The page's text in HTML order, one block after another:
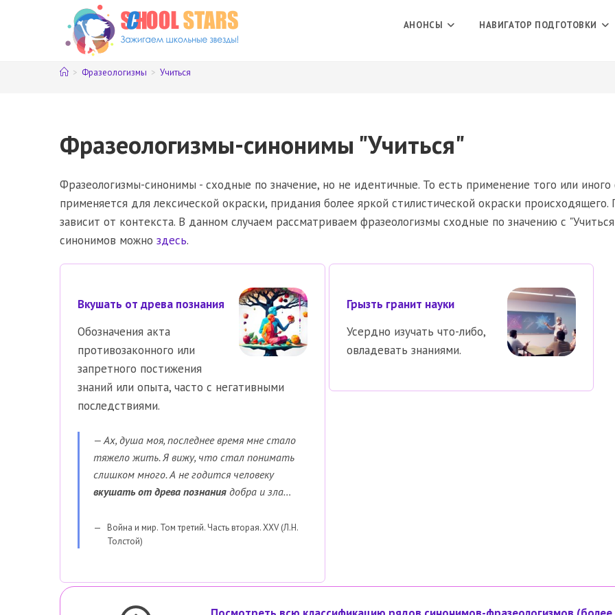
АНОНСЫ НАВИГАТОР ПОДГОТОВКИ
> Фразеологизмы > Учиться
Фразеологизмы-синонимы "Учиться"
Фразеологизмы-синонимы - сходные по значение, но не идентичные. То есть применение того или иного
применяется для лексической окраски, придания более яркой стилистической окраски
зависит от контекста. В данном случаем рассматриваем фразеологизмы сходные по значению с
синонимов можно здесь.
Вкушать от древа познания
Обозначения акта
противозаконного или
запретного постижения
знаний или опыта, часто с негативными
последствиями.
— Ах, душа моя, последнее время мне стало
тяжело жить. Я вижу, что стал понимать
слишком много. А не годится человеку
вкушать от древа познания добра и зла…
Война и мир. Том третий. Часть вторая. XXV (Л.Н.
Толстой)
Грызть гранит науки
Усердно изучать что-либо,
овладевать знаниями.